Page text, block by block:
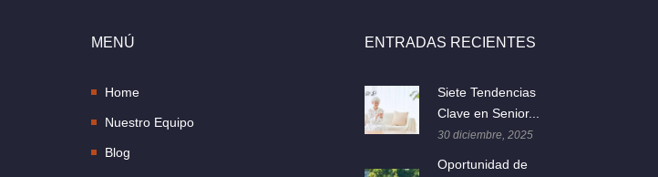
MENÚ
Home
Nuestro Equipo
Blog
ENTRADAS RECIENTES
Siete Tendencias
Clave en Senior...
30 diciembre, 2025
Oportunidad de